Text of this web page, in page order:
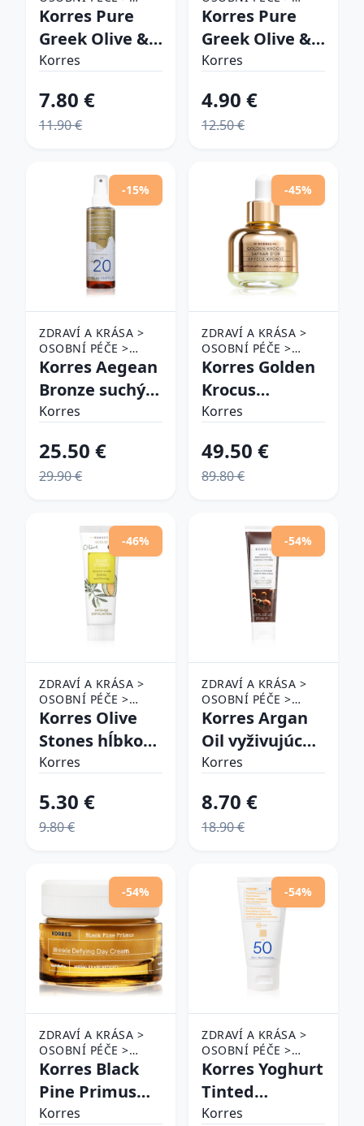
KOSMETIKA >
TĚLO > TĚLOVÁ
MÝDLA
Korres Pure
Greek Olive &
Pomegranate
sprchový gél
250 ml
Korres
7.80 €
11.90 €
KOSMETIKA > PÉČE
Korres Pure
Greek Olive &
Olive Blossom
krém na ruky
75 ml
Korres
4.90 €
12.50 €
-15%
ZDRAVÍ A KRÁSA >
OSOBNÍ PÉČE >
KOSMETIKA > PÉČE
O PLEŤ > OPALOVACÍ
PŘÍPRAVKY >
OPALOVACÍ OLEJE
Korres Aegean
Bronze suchý
olej pre
opálenia SPF
20 150 ml
Korres
25.50 €
29.90 €
-45%
ZDRAVÍ A KRÁSA >
OSOBNÍ PÉČE >
KOSMETIKA > PÉČE
Korres Golden
Krocus
šafránový
starnutiu pleti
30 ml
Korres
49.50 €
89.80 €
-46%
ZDRAVÍ A KRÁSA >
OSOBNÍ PÉČE >
KOSMETIKA > PÉČE
O PLEŤ > PLEŤOVÉ
MASKY
Korres Olive
Stones hĺbkovo
čistiaci peeling
Korres
5.30 €
9.80 €
-54%
ZDRAVÍ A KRÁSA >
OSOBNÍ PÉČE >
KOSMETIKA > PÉČE
O PLEŤ > PLEŤOVÉ
MASKY
Korres Argan
Oil vyživujúca
maska pre
125 ml
Korres
8.70 €
18.90 €
-54%
ZDRAVÍ A KRÁSA >
OSOBNÍ PÉČE >
KOSMETIKA > PÉČE
Korres Black
Pine Primus
hydratačný
Korres
-54%
ZDRAVÍ A KRÁSA >
OSOBNÍ PÉČE >
KOSMETIKA > PÉČE
Korres Yoghurt
Tinted
Sunscreen
Korres